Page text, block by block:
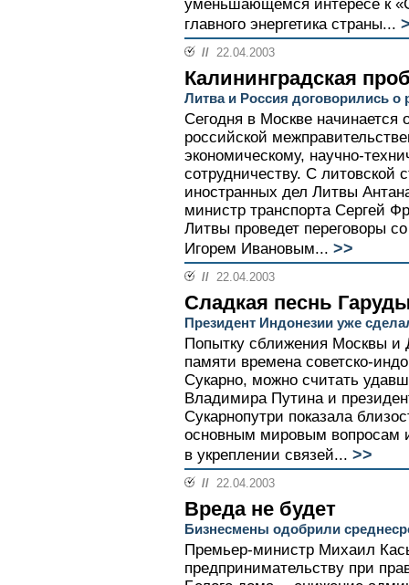
уменьшающемся интересе к
главного энергетика страны...
// 22.04.2003
Калининградская
Литва и Россия договорились о
Сегодня в Москве начинается
российской
экономическому, научно-
сотрудничеству. С литовской
иностранных дел Литвы
министр транспорта Сергей
Литвы проведет переговоры
Игорем Ивановым... >>
// 22.04.2003
Сладкая песнь
Президент Индонезии уже
Попытку сближения Москвы
памяти времена советско-
Сукарно, можно считать
Владимира Путина и
Сукарнопутри показала
основным мировым вопросам
в укреплении связей... >>
// 22.04.2003
Вреда не будет
Бизнесмены одобрили
Премьер-министр Михаил
предпринимательству при